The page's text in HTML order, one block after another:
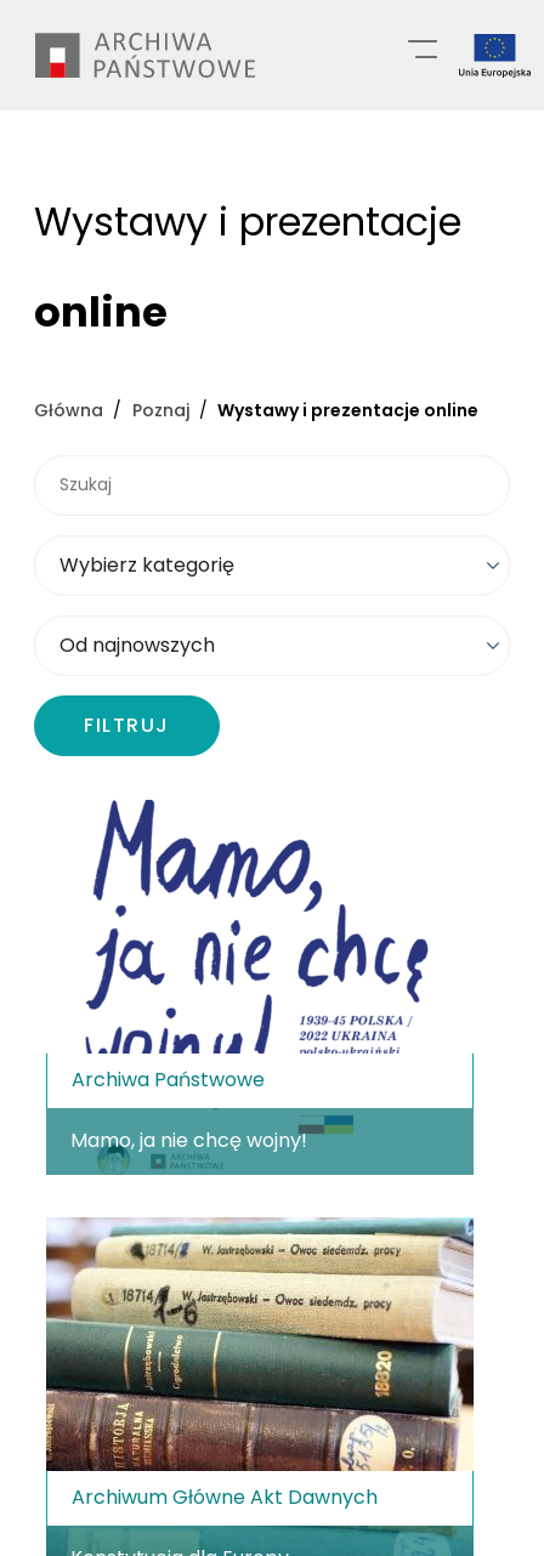
treści
Wystawy i prezentacje
online
Główna Poznaj Wystawy i prezentacje online
FILTRUJ
Archiwa Państwowe
Mamo, ja nie chcę wojny!
Archiwum Główne Akt Dawnych